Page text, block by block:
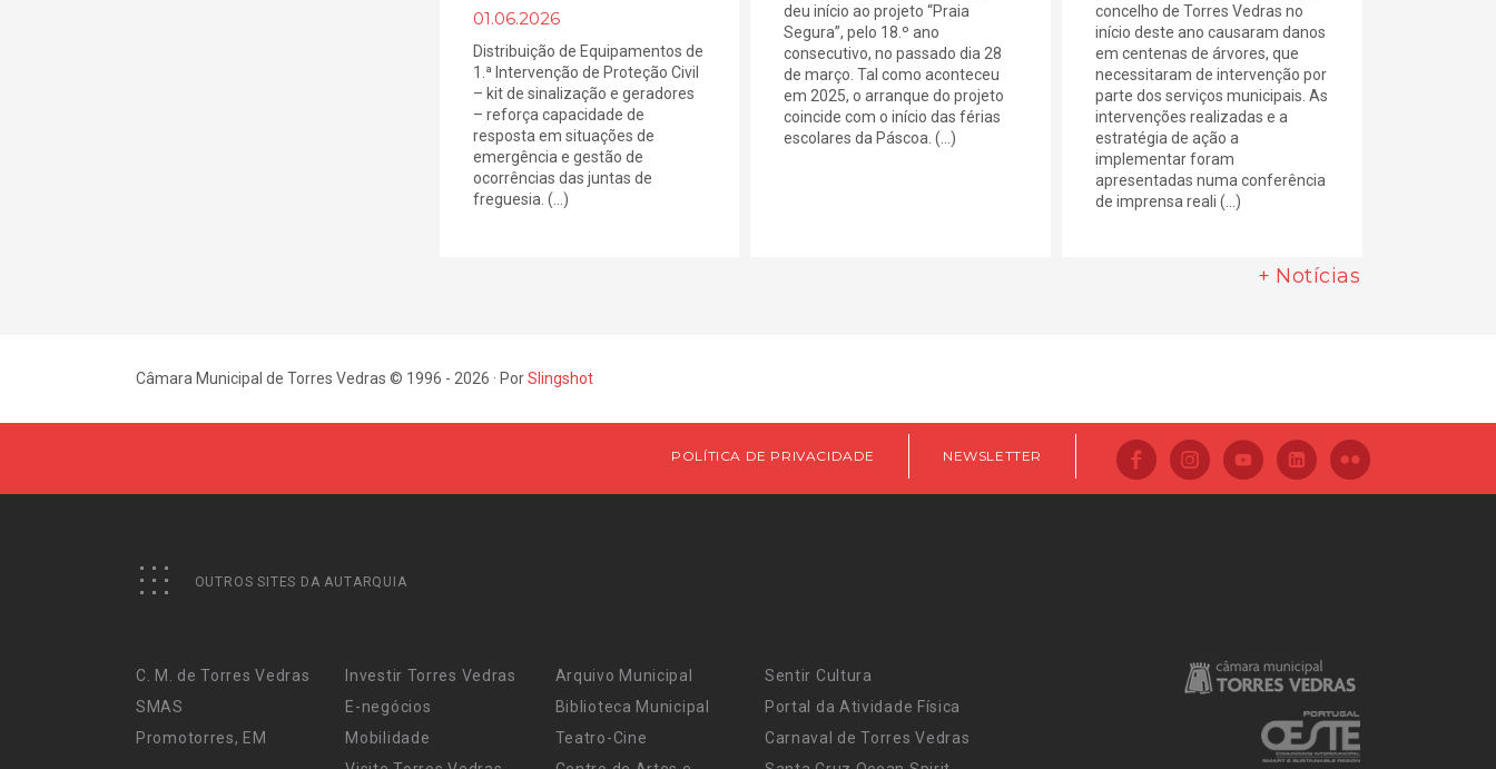
01.06.2026
Distribuição de Equipamentos de
1.ª Intervenção de Proteção Civil
– kit de sinalização e geradores
– reforça capacidade de
resposta em situações de
emergência e gestão de
ocorrências das juntas de
freguesia. (...)
deu início ao projeto “Praia
Segura”, pelo 18.º ano
consecutivo, no passado dia 28
de março. Tal como aconteceu
em 2025, o arranque do projeto
coincide com o início das férias
escolares da Páscoa. (...)
concelho de Torres Vedras no
início deste ano causaram danos
em centenas de árvores, que
necessitaram de intervenção por
parte dos serviços municipais. As
intervenções realizadas e a
estratégia de ação a
implementar foram
apresentadas numa conferência
de imprensa reali (...)
+ Notícias
Câmara Municipal de Torres Vedras © 1996 - 2026 · PorSlingshot
POLÍTICA DE PRIVACIDADE NEWSLETTER
OUTROS SITES DA AUTARQUIA
C. M. de Torres Vedras
SMAS
Promotorres, EM
Investir Torres Vedras
E-negócios
Mobilidade
Arquivo Municipal
Biblioteca Municipal
Teatro-Cine
Sentir Cultura
Portal da Atividade Física
Carnaval de Torres Vedras